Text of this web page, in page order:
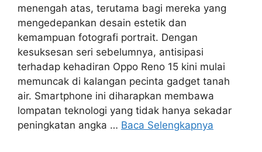
menengah atas, terutama bagi mereka yang
mengedepankan desain estetik dan
kemampuan fotografi portrait. Dengan
kesuksesan seri sebelumnya, antisipasi
terhadap kehadiran Oppo Reno 15 kini mulai
memuncak di kalangan pecinta gadget tanah
air. Smartphone ini diharapkan membawa
lompatan teknologi yang tidak hanya sekadar
peningkatan angka … Baca Selengkapnya